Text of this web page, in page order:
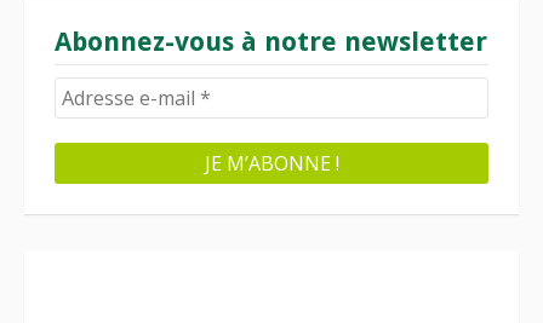
Abonnez-vous à notre newsletter